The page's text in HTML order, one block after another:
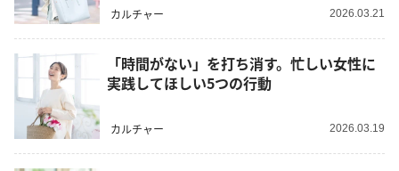
カルチャー 2026.03.21
「時間がない」を打ち消す。忙しい女性に
実践してほしい5つの行動
カルチャー 2026.03.19